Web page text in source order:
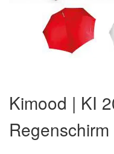
der
Bildergalerie
springen
Kimood | KI
Regenschirm